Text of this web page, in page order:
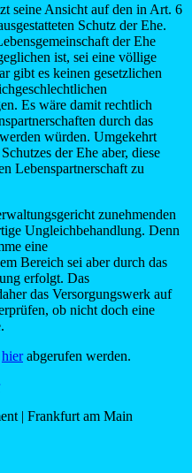
seine Ansicht auf den in Art. 6
Schutz der Ehe.
der Ehe
ist, sei eine völlige
gibt es keinen gesetzlichen
Es wäre damit rechtlich
durch das
würden. Umgekehrt
der Ehe aber, diese
Lebenspartnerschaft zu
zunehmenden
Ungleichbehandlung. Denn
eine
Bereich sei aber durch das
erfolgt. Das
das Versorgungswerk auf
ob nicht doch eine
hierabgerufen werden.
| Frankfurt am Main